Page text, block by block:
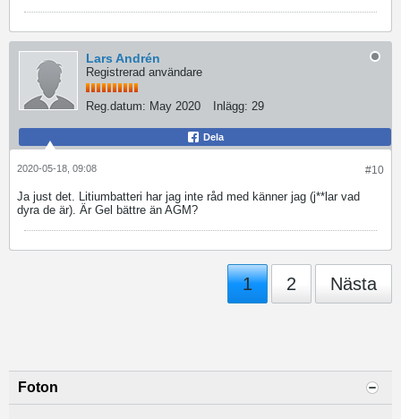
Lars Andrén
Registrerad användare
Reg.datum: May 2020 Inlägg: 29
Dela
#10
2020-05-18, 09:08
Ja just det. Litiumbatteri har jag inte råd med känner jag (j**lar vad
dyra de är). Är Gel bättre än AGM?
1 2 Nästa
Foton